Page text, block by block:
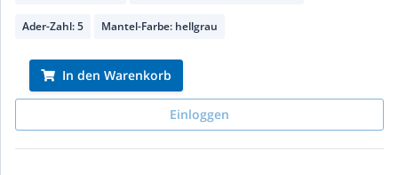
Ader-Zahl: 5 Mantel-Farbe: hellgrau
In den Warenkorb
Einloggen